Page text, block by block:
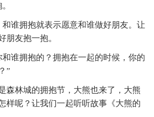
和谁拥抱就表示愿意和谁做好朋友。让
朋友抱一抱。
和谁拥抱的？拥抱在一起的时候，你的
”
森林城的拥抱节，大熊也来了，大熊
样呢？让我们一起听听故事《大熊的